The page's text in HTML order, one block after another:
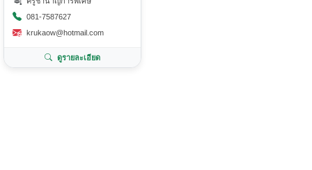
081-7587627
krukaow@hotmail.com
ดูรายละเอียด